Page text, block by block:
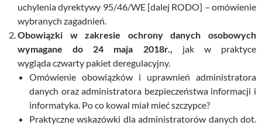
uchylenia dyrektywy 95/46/WE [dalej RODO] – omówienie
wybranych zagadnień.
Obowiązki w zakresie ochrony danych osobowych
wymagane do 24 maja 2018r., jak w praktyce
wygląda czwarty pakiet deregulacyjny.
Omówienie obowiązków i uprawnień administratora
danych oraz administratora bezpieczeństwa informacji i
informatyka. Po co kowal miał mieć szczypce?
Praktyczne wskazówki dla administratorów danych dot.